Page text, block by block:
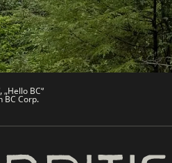
BC“
BC Corp.